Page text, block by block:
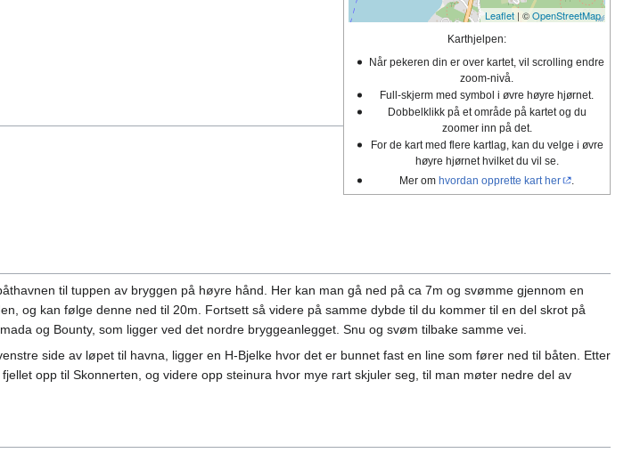
Leaflet | ©OpenStreetMap
Karthjelpen:
Når pekeren din er over kartet, vil scrolling endre
zoom-nivå.
Full-skjerm med symbol i øvre høyre hjørnet.
Dobbelklikk på et område på kartet og du
zoomer inn på det.
For de kart med flere kartlag, kan du velge i øvre
høyre hjørnet hvilket du vil se.
Mer om hvordan opprette kart her
til tuppen av bryggen på høyre hånd. Her kan man gå ned på ca 7m og svømme gjennom en
og kan følge denne ned til 20m. Fortsett så videre på samme dybde til du kommer til en del skrot på
og Bounty, som ligger ved det nordre bryggeanlegget. Snu og svøm tilbake samme vei.
side av løpet til havna, ligger en H-Bjelke hvor det er bunnet fast en line som fører ned til båten. Etter
opp til Skonnerten, og videre opp steinura hvor mye rart skjuler seg, til man møter nedre del av